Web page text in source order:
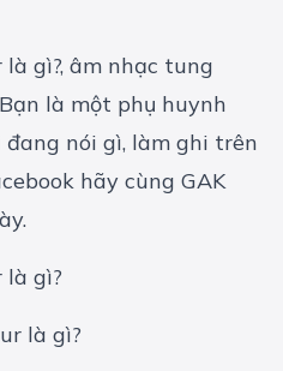
gì?, âm nhạc tung
là một phụ huynh
nói gì, làm ghi trên
hãy cùng GAK
là gì?